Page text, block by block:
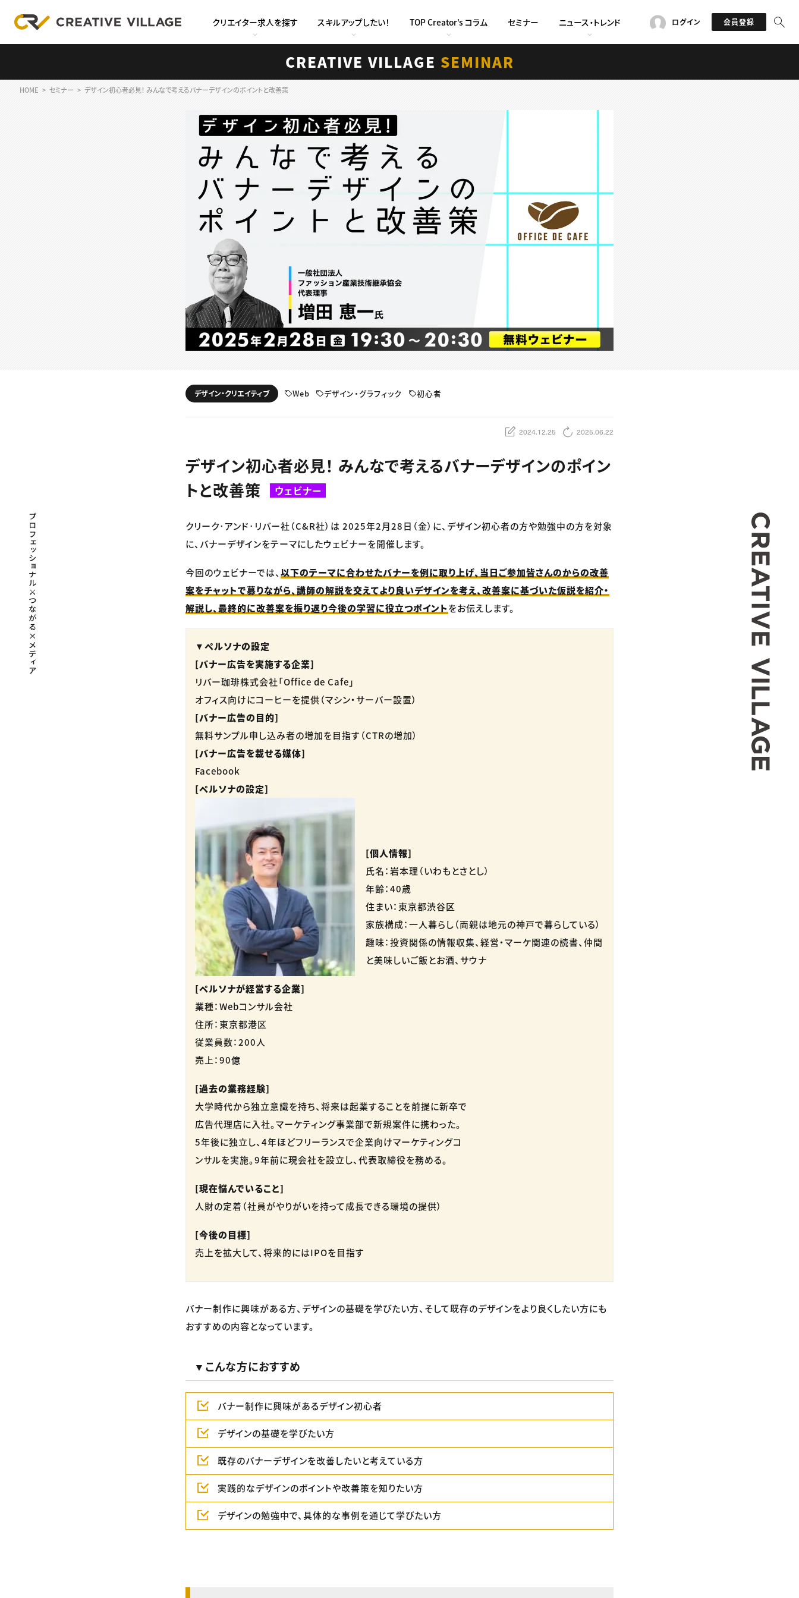
クリエイター求人を探す スキルアップしたい！ TOP Creator’s コラム セミナー ニュース・トレンド ログイン 会員登録
CREATIVE VILLAGE SEMINAR
HOME セミナー デザイン初心者必見！ みんなで考えるバナーデザインのポイントと改善策
デザイン・クリエイティブ Web デザイン・グラフィック 初心者
2024.12.25 2025.06.22
デザイン初心者必見！ みんなで考えるバナーデザインのポイン
トと改善策
ウェビナー
クリーク･アンド･リバー社（C&R社）は 2025年2月28日（金）に、デザイン初心者の方や勉強中の方を対象
に、バナーデザインをテーマにしたウェビナーを開催します。
今回のウェビナーでは、 以下のテーマに合わせたバナーを例に取り上げ、当日ご参加皆さんのからの改善
案をチャットで募りながら、講師の解説を交えてより良いデザインを考え、改善案に基づいた仮説を紹介・
解説し、最終的に改善案を振り返り今後の学習に役立つポイントをお伝えします。
▼ペルソナの設定
[バナー広告を実施する企業]
リバー珈琲株式会社「Office de Cafe」
オフィス向けにコーヒーを提供（マシン・サーバー設置）
[バナー広告の目的]
無料サンプル申し込み者の増加を目指す（CTRの増加）
[バナー広告を載せる媒体]
Facebook
[ペルソナの設定]
[個人情報]
氏名：岩本理（いわもとさとし）
年齢：40歳
住まい：東京都渋谷区
家族構成：一人暮らし（両親は地元の神戸で暮らしている）
趣味：投資関係の情報収集、経営・マーケ関連の読書、仲間
と美味しいご飯とお酒、サウナ
[ペルソナが経営する企業]
業種：Webコンサル会社
住所：東京都港区
従業員数：200人
売上：90億
[過去の業務経験]
大学時代から独立意識を持ち、将来は起業することを前提に新卒で
広告代理店に入社。マーケティング事業部で新規案件に携わった。
5年後に独立し、4年ほどフリーランスで企業向けマーケティングコ
ンサルを実施。9年前に現会社を設立し、代表取締役を務める。
[現在悩んでいること]
人財の定着（社員がやりがいを持って成長できる環境の提供）
[今後の目標]
売上を拡大して、将来的にはIPOを目指す
バナー制作に興味がある方、デザインの基礎を学びたい方、そして既存のデザインをより良くしたい方にも
おすすめの内容となっています。
▼こんな方におすすめ
バナー制作に興味があるデザイン初心者
デザインの基礎を学びたい方
既存のバナーデザインを改善したいと考えている方
実践的なデザインのポイントや改善策を知りたい方
デザインの勉強中で、具体的な事例を通じて学びたい方